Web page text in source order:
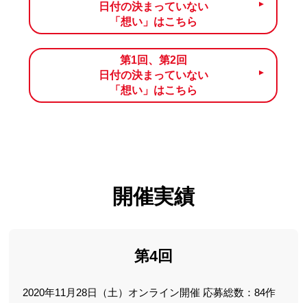
日付の決まっていない
「想い」はこちら
第1回、第2回
日付の決まっていない
「想い」はこちら
開催実績
第4回
2020年11月28日（土）オンライン開催 応募総数：84作